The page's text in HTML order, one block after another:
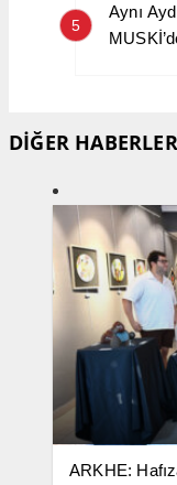
5
Aynı
DİĞER HABERLER
ARKHE: